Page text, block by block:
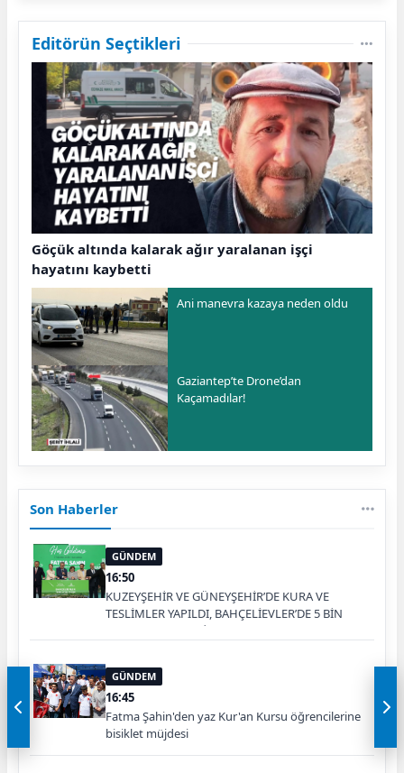
Editörün Seçtikleri
Göçük altında kalarak ağır yaralanan işçi
hayatını kaybetti
Ani manevra kazaya neden oldu
Gaziantep’te Drone’dan
Kaçamadılar!
Son Haberler
GÜNDEM
16:50
KUZEYŞEHİR VE GÜNEYŞEHİR’DE KURA VE
TESLİMLER YAPILDI, BAHÇELİEVLER’DE 5 BİN
KONUTUN TEMELİ ATILDI
GÜNDEM
16:45
Fatma Şahin'den yaz Kur'an Kursu öğrencilerine
bisiklet müjdesi